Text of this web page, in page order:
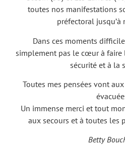
Ces deux clips tournés
l’attachement de l’artiste
installé depuis quelques
un soir dans sa ville de
l’Atabal et le 19 novembre à
En partenariat avec Zouave.
toutes nos manifestations
préfectoral jusqu’à
Dans ces moments
simplement pas le cœur à faire
sécurité et à la
Toutes mes pensées vont
Un immense merci et tout
aux secours et à toutes les
Betty